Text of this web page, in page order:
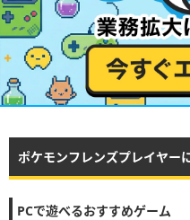
ポケモンフレンズプレイヤー
PCで遊べるおすすめゲーム